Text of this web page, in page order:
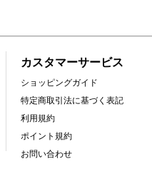
カスタマーサービス
ショッピングガイド
特定商取引法に基づく表記
利用規約
ポイント規約
お問い合わせ